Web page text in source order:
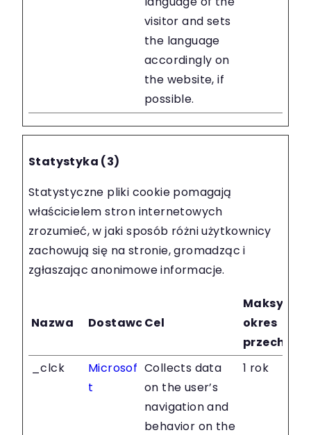
visitor and sets
the language
accordingly on
the website, if
possible.
Statystyka (3)
Statystyczne pliki cookie pomagają
właścicielem stron internetowych
zrozumieć, w jaki sposób różni użytkownicy
zachowują się na stronie, gromadząc i
zgłaszając anonimowe informacje.
Nazwa DostawcaCel
okres
_clck
Microsof
t
Collects data
on the user’s
navigation and
behavior on the
1 rok